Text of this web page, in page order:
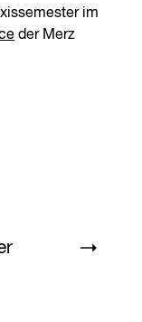
im
der Merz